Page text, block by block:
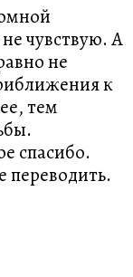
чувствую. А
не
к
тем
спасибо.